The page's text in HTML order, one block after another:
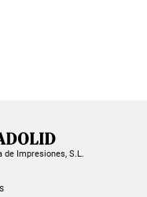
Impresiones, S.L.